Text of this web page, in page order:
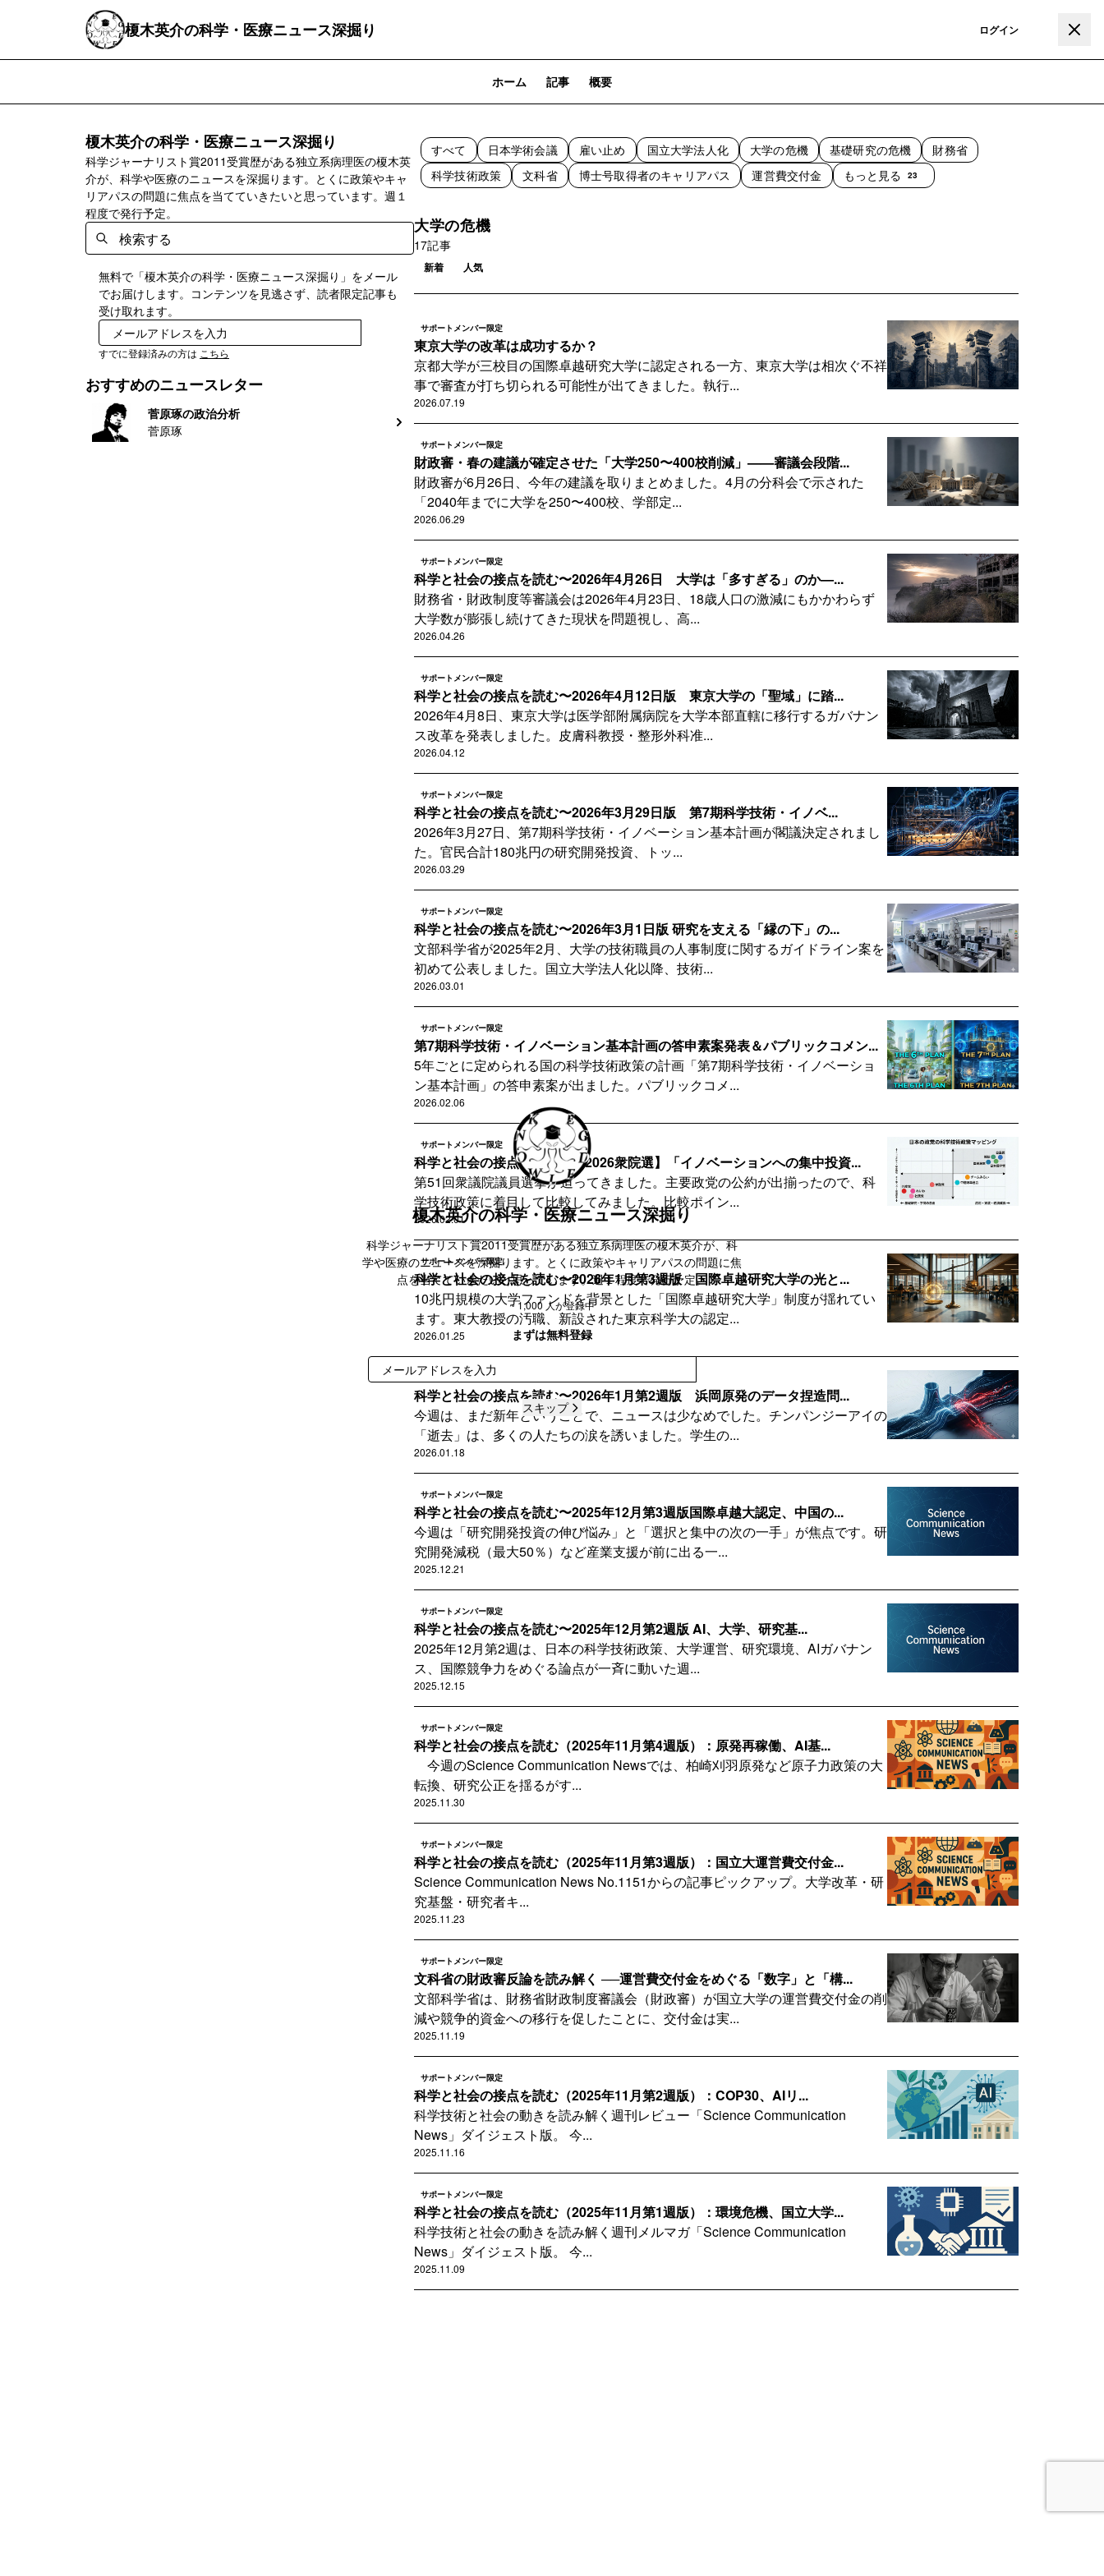
榎木英介の科学・医療ニュース深掘り ログイン
ホーム 記事 概要
榎木英介の科学・医療ニュース深掘り
科学ジャーナリスト賞2011受賞歴がある独立系病理医の榎木英
介が、科学や医療のニュースを深掘ります。とくに政策やキャ
リアパスの問題に焦点を当てていきたいと思っています。週１
程度で発行予定。
無料で「榎木英介の科学・医療ニュース深掘り」をメール
でお届けします。コンテンツを見逃さず、読者限定記事も
受け取れます。
すでに登録済みの方は こちら
おすすめのニュースレター
菅原琢の政治分析
菅原琢
すべて 日本学術会議 雇い止め 国立大学法人化 大学の危機 基礎研究の危機
財務省
科学技術政策
文科省 博士号取得者のキャリアパス 運営費交付金 もっと見る 23
大学の危機
17記事
新着 人気
サポートメンバー限定
東京大学の改革は成功するか？
京都大学が三校目の国際卓越研究大学に認定される一方、東京大学は相次ぐ不祥
事で審査が打ち切られる可能性が出てきました。執行...
2026.07.19
サポートメンバー限定
財政審・春の建議が確定させた「大学250〜400校削減」——審議会段階...
財政審が6月26日、今年の建議を取りまとめました。4月の分科会で示された
「2040年までに大学を250〜400校、学部定...
2026.06.29
サポートメンバー限定
科学と社会の接点を読む〜2026年4月26日 大学は「多すぎる」のか—...
財務省・財政制度等審議会は2026年4月23日、18歳人口の激減にもかかわらず
大学数が膨張し続けてきた現状を問題視し、高...
2026.04.26
サポートメンバー限定
科学と社会の接点を読む〜2026年4月12日版 東京大学の「聖域」に踏...
2026年4月8日、東京大学は医学部附属病院を大学本部直轄に移行するガバナン
ス改革を発表しました。皮膚科教授・整形外科准...
2026.04.12
サポートメンバー限定
科学と社会の接点を読む〜2026年3月29日版 第7期科学技術・イノベ...
2026年3月27日、第7期科学技術・イノベーション基本計画が閣議決定されまし
た。官民合計180兆円の研究開発投資、トッ...
2026.03.29
サポートメンバー限定
科学と社会の接点を読む〜2026年3月1日版 研究を支える「縁の下」の...
文部科学省が2025年2月、大学の技術職員の人事制度に関するガイドライン案を
初めて公表しました。国立大学法人化以降、技術...
2026.03.01
サポートメンバー限定
第7期科学技術・イノベーション基本計画の答申素案発表＆パブリックコメン...
5年ごとに定められる国の科学技術政策の計画「第7期科学技術・イノベーショ
ン基本計画」の答申素案が出ました。パブリックコメ...
2026.02.06
サポートメンバー限定
科学と社会の接点を読む〜【2026衆院選】「イノベーションへの集中投資...
第51回衆議院議員選挙が迫ってきました。主要政党の公約が出揃ったので、科
学技術政策に着目して比較してみました。比較ポイン...
2026.02.01
サポートメンバー限定
科学と社会の接点を読む〜2026年1月第3週版 国際卓越研究大学の光と...
10兆円規模の大学ファンドを背景とした「国際卓越研究大学」制度が揺れてい
ます。東大教授の汚職、新設された東京科学大の認定...
2026.01.25
サポートメンバー限定
科学と社会の接点を読む〜2026年1月第2週版 浜岡原発のデータ捏造問...
今週は、まだ新年ということで、ニュースは少なめでした。チンパンジーアイの
「逝去」は、多くの人たちの涙を誘いました。学生の...
2026.01.18
サポートメンバー限定
科学と社会の接点を読む〜2025年12月第3週版国際卓越大認定、中国の...
今週は「研究開発投資の伸び悩み」と「選択と集中の次の一手」が焦点です。研
究開発減税（最大50％）など産業支援が前に出る一...
2025.12.21
サポートメンバー限定
科学と社会の接点を読む〜2025年12月第2週版 AI、大学、研究基...
2025年12月第2週は、日本の科学技術政策、大学運営、研究環境、AIガバナン
ス、国際競争力をめぐる論点が一斉に動いた週...
2025.12.15
サポートメンバー限定
科学と社会の接点を読む（2025年11月第4週版）：原発再稼働、AI基...
今週のScience Communication Newsでは、柏崎刈羽原発など原子力政策の大
転換、研究公正を揺るがす...
2025.11.30
サポートメンバー限定
科学と社会の接点を読む（2025年11月第3週版）：国立大運営費交付金...
Science Communication News No.1151からの記事ピックアップ。大学改革・研
究基盤・研究者キ...
2025.11.23
サポートメンバー限定
文科省の財政審反論を読み解く ──運営費交付金をめぐる「数字」と「構...
文部科学省は、財務省財政制度審議会（財政審）が国立大学の運営費交付金の削
減や競争的資金への移行を促したことに、交付金は実...
2025.11.19
サポートメンバー限定
科学と社会の接点を読む（2025年11月第2週版）：COP30、AIリ...
科学技術と社会の動きを読み解く週刊レビュー「Science Communication
News」ダイジェスト版。 今...
2025.11.16
サポートメンバー限定
科学と社会の接点を読む（2025年11月第1週版）：環境危機、国立大学...
科学技術と社会の動きを読み解く週刊メルマガ「Science Communication
News」ダイジェスト版。 今...
2025.11.09
榎木英介の科学・医療ニュース深掘り
科学ジャーナリスト賞2011受賞歴がある独立系病理医の榎木英介が、科
学や医療のニュースを深掘ります。とくに政策やキャリアパスの問題に焦
点を当てていきたいと思っています。週１程度で発行予定。
~ 1,000 人が登録中
まずは無料登録
スキップ